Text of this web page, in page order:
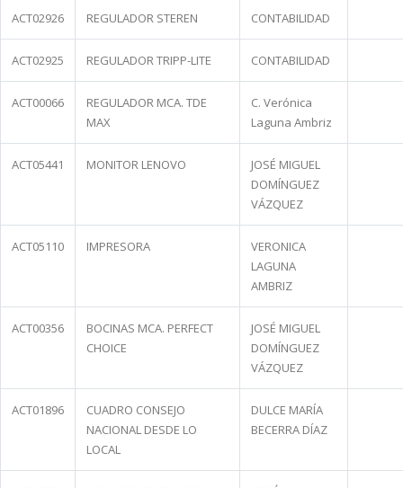
ACT02926 REGULADOR STEREN CONTABILIDAD
ACT02925 REGULADOR TRIPP-LITE CONTABILIDAD
ACT00066
REGULADOR MCA. TDE
MAX
C. Verónica
Laguna Ambriz
ACT05441 MONITOR LENOVO
JOSÉ MIGUEL
DOMÍNGUEZ
VÁZQUEZ
ACT05110 IMPRESORA
VERONICA
LAGUNA
AMBRIZ
ACT00356
BOCINAS MCA. PERFECT
CHOICE
JOSÉ MIGUEL
DOMÍNGUEZ
VÁZQUEZ
ACT01896
CUADRO CONSEJO
NACIONAL DESDE LO
LOCAL
DULCE MARÍA
BECERRA DÍAZ